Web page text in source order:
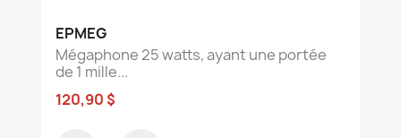
EPMEG
Mégaphone 25 watts, ayant une portée
de 1 mille...
120,90 $